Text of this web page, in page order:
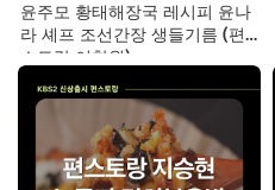
윤주모 황태해장국 레시피 윤나
라 셰프 조선간장 생들기름 (편
스토랑 이찬원)